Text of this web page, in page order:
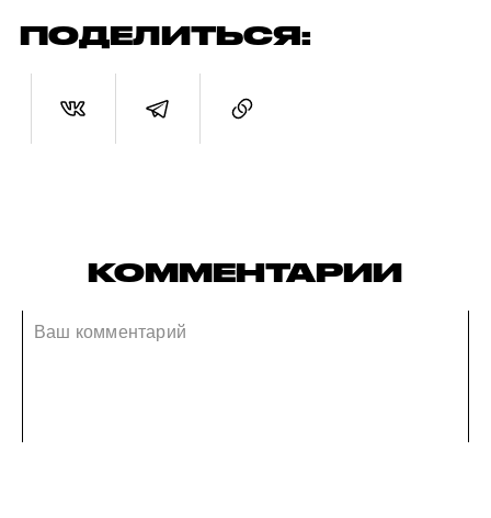
ПОДЕЛИТЬСЯ:
КОММЕНТАРИИ